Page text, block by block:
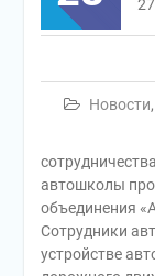
Новости,
автошколы
объединения
Сотрудники
устройстве